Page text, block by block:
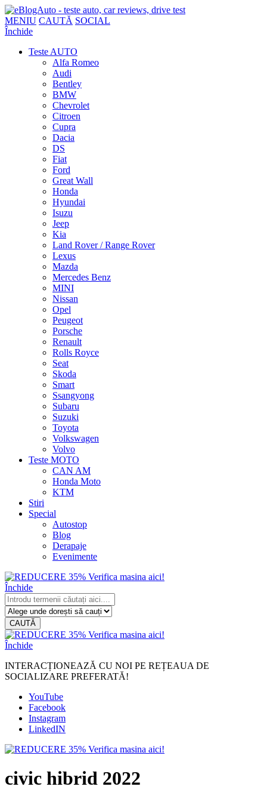
MENIU CAUTĂ SOCIAL
Închide
Teste AUTO
Alfa Romeo
Audi
Bentley
BMW
Chevrolet
Citroen
Cupra
Dacia
DS
Fiat
Ford
Great Wall
Honda
Hyundai
Isuzu
Jeep
Kia
Land Rover / Range Rover
Lexus
Mazda
Mercedes Benz
MINI
Nissan
Opel
Peugeot
Porsche
Renault
Rolls Royce
Seat
Skoda
Smart
Ssangyong
Subaru
Suzuki
Toyota
Volkswagen
Volvo
Teste MOTO
CAN AM
Honda Moto
KTM
Stiri
Special
Autostop
Blog
Derapaje
Evenimente
Închide
CAUTĂ
Închide
INTERACȚIONEAZĂ CU NOI PE REȚEAUA DE
SOCIALIZARE PREFERATĂ!
YouTube
Facebook
Instagram
LinkedIN
civic hibrid 2022